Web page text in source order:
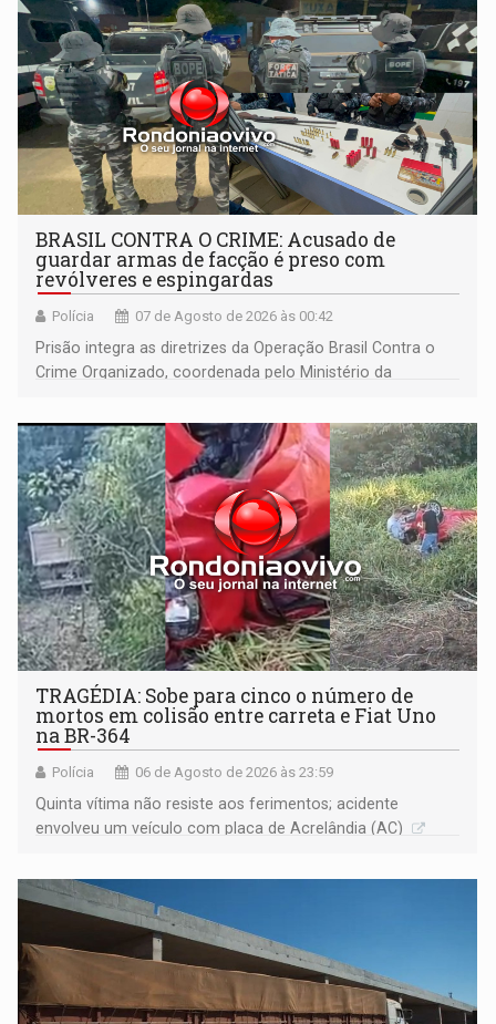
BRASIL CONTRA O CRIME: Acusado de
guardar armas de facção é preso com
revólveres e espingardas
Polícia 07 de Agosto de 2026 às 00:42
Prisão integra as diretrizes da Operação Brasil Contra o
Crime Organizado, coordenada pelo Ministério da
TRAGÉDIA: Sobe para cinco o número de
mortos em colisão entre carreta e Fiat Uno
na BR-364
Polícia 06 de Agosto de 2026 às 23:59
Quinta vítima não resiste aos ferimentos; acidente
envolveu um veículo com placa de Acrelândia (AC)